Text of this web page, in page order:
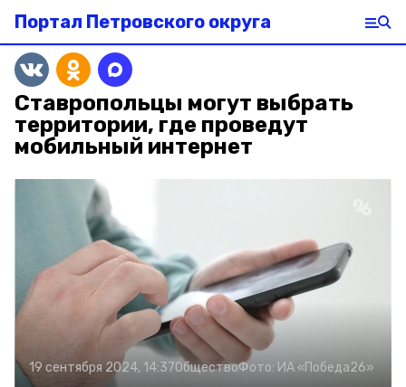
Портал Петровского округа
Ставропольцы могут выбрать
территории, где проведут
мобильный интернет
19 сентября 2024, 14:37ОбществоФото: ИА «Победа26»